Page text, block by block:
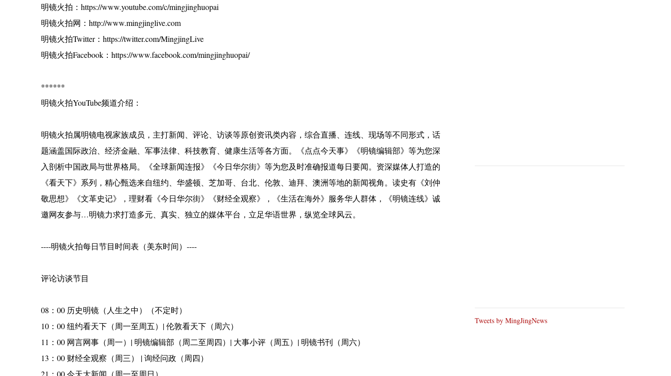
明镜火拍：https://www.youtube.com/c/mingjinghuopai
明镜火拍网：http://www.mingjinglive.com
明镜火拍Twitter：https://twitter.com/MingjingLive
明镜火拍Facebook：https://www.facebook.com/mingjinghuopai/
******
明镜火拍YouTube频道介绍：
明镜火拍属明镜电视家族成员，主打新闻、评论、访谈等原创资讯类内容，综合直播、连线、现场等不同形式，话
题涵盖国际政治、经济金融、军事法律、科技教育、健康生活等各方面。《点点今天事》《明镜编辑部》等为您深
入剖析中国政局与世界格局。《全球新闻连报》《今日华尔街》等为您及时准确报道每日要闻。资深媒体人打造的
《看天下》系列，精心甄选来自纽约、华盛顿、芝加哥、台北、伦敦、迪拜、澳洲等地的新闻视角。读史有《刘仲
敬思想》《文革史记》，理财看《今日华尔街》《财经全观察》，《生活在海外》服务华人群体，《明镜连线》诚
邀网友参与…明镜力求打造多元、真实、独立的媒体平台，立足华语世界，纵览全球风云。
----明镜火拍每日节目时间表（美东时间）----
评论访谈节目
08：00 历史明镜（人生之中）（不定时）
10：00 纽约看天下（周一至周五）| 伦敦看天下（周六）
11：00 网言网事（周一）| 明镜编辑部（周二至周四）| 大事小评（周五）| 明镜书刊（周六）
13：00 财经全观察（周三） | 询经问政（周四）
21：00 今天大新闻（周一至周日）
Tweets by MingJingNews